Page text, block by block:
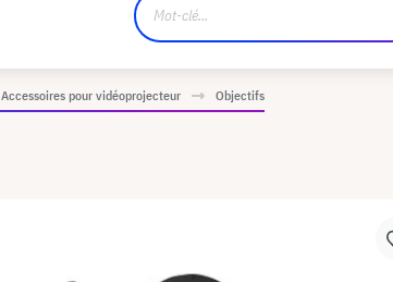
Accessoires pour vidéoprojecteur Objectifs